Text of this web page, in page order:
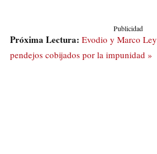
Publicidad
Próxima Lectura: Evodio y Marco
pendejos cobijados por la impunidad »